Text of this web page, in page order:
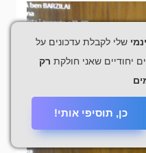
שלי לקבלת עדכונים על
יחודיים שאני חולקת רק
כן, תוסיפי אותי!